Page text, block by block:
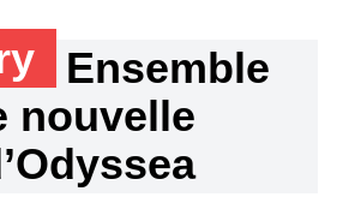
Ensemble
nouvelle